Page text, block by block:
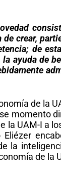
crear,
de
ayuda de
de la
momento
UAM-I a
la
de la